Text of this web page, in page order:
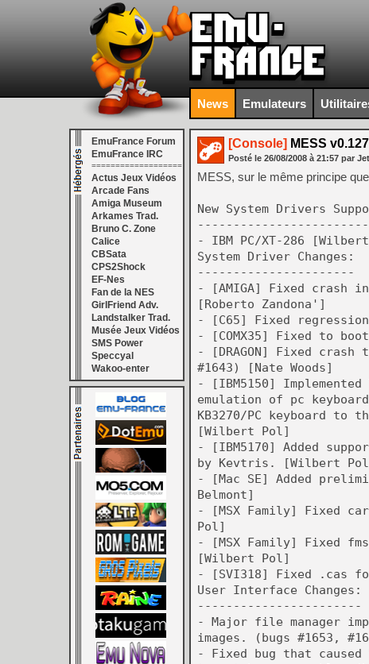
News Emulateurs
EmuFrance Forum
EmuFrance IRC
===================
Actus Jeux Vidéos
Arcade Fans
Amiga Museum
Arkames Trad.
Bruno C. Zone
Calice
CBSata
CPS2Shock
EF-Nes
Fan de la NES
GirlFriend Adv.
Landstalker Trad.
Musée Jeux Vidéos
SMS Power
Speccyal
Wakoo-enter
[Console] MESS v0.127
Posté le 26/08/2008 à 21:57 par
MESS, sur le même principe
New System Drivers
- IBM PC/XT-286
System Driver Changes:
----------------------
- [AMIGA] Fixed crash
[Roberto Zandona']
- [C65] Fixed
- [COMX35] Fixed to
- [DRAGON] Fixed
#1643) [Nate Woods]
- [IBM5150]
emulation of pc
KB3270/PC keyboard to
[Wilbert Pol]
- [IBM5170] Added
by Kevtris. [Wilbert
- [Mac SE] Added
Belmont]
- [MSX Family] Fixed
Pol]
- [MSX Family] Fixed
[Wilbert Pol]
- [SVI318] Fixed .cas
User Interface Changes:
-----------------------
- Major file manager
images. (bugs #1653,
- Fixed bug that caused